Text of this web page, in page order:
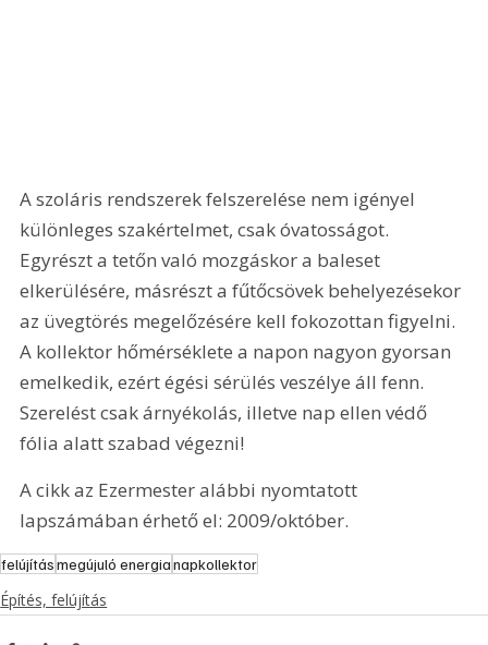
A szoláris rendszerek felszerelése nem igényel
különleges szakértelmet, csak óvatosságot.
Egyrészt a tetőn való mozgáskor a baleset
elkerülésére, másrészt a fűtőcsövek behelyezésekor
az üvegtörés megelőzésére kell fokozottan figyelni.
A kollektor hőmérséklete a napon nagyon gyorsan
emelkedik, ezért égési sérülés veszélye áll fenn.
Szerelést csak árnyékolás, illetve nap ellen védő
fólia alatt szabad végezni!
A cikk az Ezermester alábbi nyomtatott
lapszámában érhető el: 2009/október.
felújításmegújuló energianapkollektor
Építés, felújítás